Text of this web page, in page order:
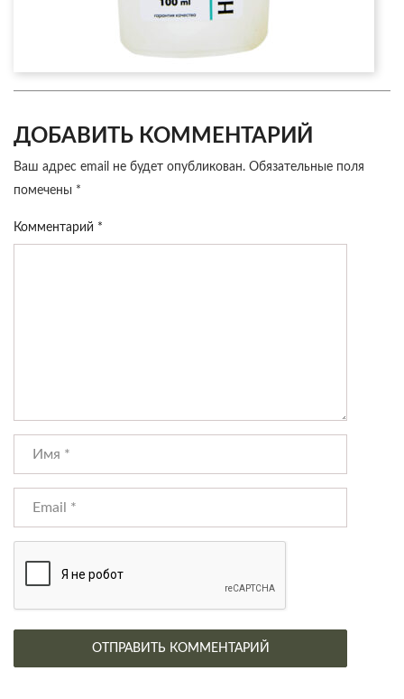
ДОБАВИТЬ КОММЕНТАРИЙ
Ваш адрес email не будет опубликован. Обязательные поля
помечены *
Комментарий *